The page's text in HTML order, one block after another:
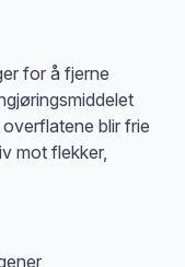
for å fjerne
blir frie
mot flekker,